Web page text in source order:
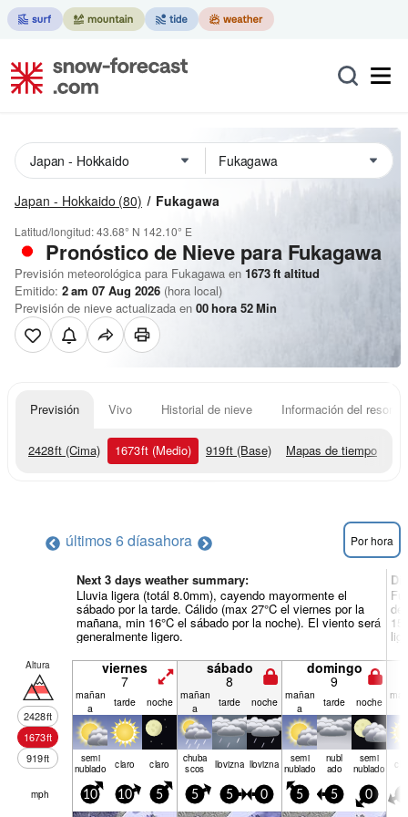
Japan - Hokkaido (80) Fukagawa
Latitud/longitud:43.68° N 142.10° E
Pronóstico de Nieve para Fukagawa
Previsión meteorológica para Fukagawa en 1673ft altitud
Emitido: 2 am 07 Aug 2026 (hora local)
Previsión de nieve actualizada en 00hora 52Min
Previsión Vivo Historial de nieve Información del resort
2428ft (Cima) 1673ft (Medio) 919ft (Base) Mapas de tiempo
últimos 6 díasahora Por hora
Next 3 days weather summary:
Lluvia ligera (totál 8.0mm), cayendo mayormente el
sábado por la tarde. Cálido (max 27°C el viernes por la
mañana, min 16°C el sábado por la noche). El viento será
generalmente ligero.
de
Altura
2428ft
1673ft
919ft
viernes
7
sábado
8
domingo
9
mañan
a
tarde noche mañan
a
tarde noche mañan
a
tarde noche
semi
nublado claro claro chuba
scos llov­izna llov­izna semi
nublado
nubl
ado
semi
nublado
mph 10 10 5 5 5 0 5 5 0